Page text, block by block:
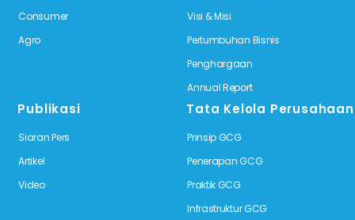
Consumer
Agro
Visi & Misi
Pertumbuhan Bisnis
Penghargaan
Annual Report
Publikasi
Siaran Pers
Artikel
Video
Tata Kelola Perusahaan
Prinsip GCG
Penerapan GCG
Praktik GCG
Infrastruktur GCG